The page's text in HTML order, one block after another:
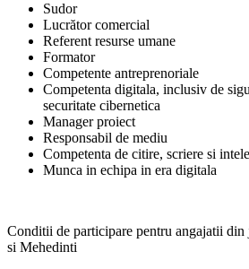
Sudor
Lucrător comercial
Referent resurse umane
Formator
Competente antreprenoriale
Competenta digitala, inclusiv de
securitate cibernetica
Manager proiect
Responsabil de mediu
Competenta de citire, scriere si
Munca in echipa in era digitala
Conditii de participare pentru angajatii
si Mehedinti